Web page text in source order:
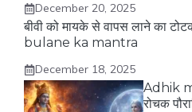
December 20, 2025
बीवी को मायके से वापस लाने का
bulane ka mantra
December 18, 2025
Adhik
रोचक